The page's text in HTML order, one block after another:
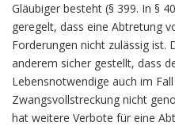
Gläubiger besteht (§ 399. In §
geregelt, dass eine Abtretung
Forderungen nicht zulässig ist.
anderem sicher gestellt, dass
Lebensnotwendige auch im
Zwangsvollstreckung nicht
hat weitere Verbote für eine